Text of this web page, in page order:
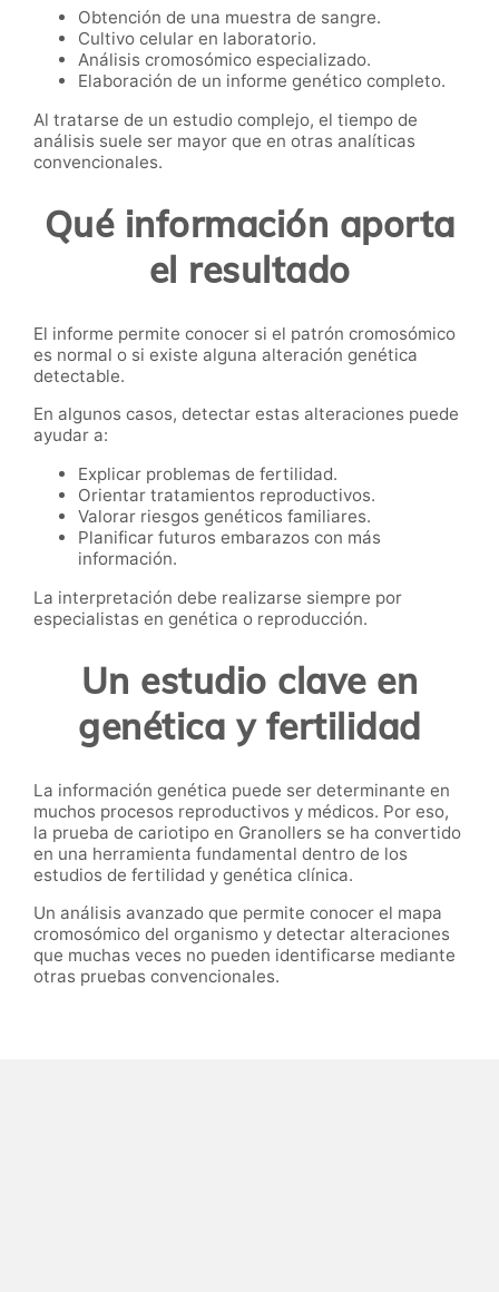
Obtención de una muestra de sangre.
Cultivo celular en laboratorio.
Análisis cromosómico especializado.
Elaboración de un informe genético completo.
Al tratarse de un estudio complejo, el tiempo de
análisis suele ser mayor que en otras analíticas
convencionales.
Qué información aporta
el resultado
El informe permite conocer si el patrón cromosómico
es normal o si existe alguna alteración genética
detectable.
En algunos casos, detectar estas alteraciones puede
ayudar a:
Explicar problemas de fertilidad.
Orientar tratamientos reproductivos.
Valorar riesgos genéticos familiares.
Planificar futuros embarazos con más
información.
La interpretación debe realizarse siempre por
especialistas en genética o reproducción.
Un estudio clave en
genética y fertilidad
La información genética puede ser determinante en
muchos procesos reproductivos y médicos. Por eso,
la prueba de cariotipo en Granollers se ha convertido
en una herramienta fundamental dentro de los
estudios de fertilidad y genética clínica.
Un análisis avanzado que permite conocer el mapa
cromosómico del organismo y detectar alteraciones
que muchas veces no pueden identificarse mediante
otras pruebas convencionales.